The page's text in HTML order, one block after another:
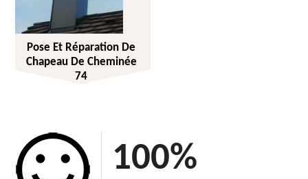
Pose Et Réparation De
Chapeau De Cheminée
74
100%